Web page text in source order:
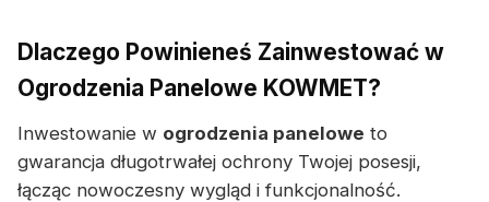
Dlaczego Powinieneś Zainwestować w
Ogrodzenia Panelowe KOWMET?
Inwestowanie w ogrodzenia panelowe to
gwarancja długotrwałej ochrony Twojej posesji,
łącząc nowoczesny wygląd i funkcjonalność.